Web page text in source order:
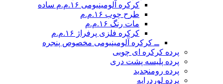
کرکره آلومینیومی ۱۶.م.م ساده
طرح چوب ۱۶.م.م
مات رنگ ۱۶.م.م
کرکره فلزی پرفراژ ۱۶.م.م
ــ کرکره آلومینیومی مخصوص پنجره
پرده کرکره ای چوبی
پرده پلیسه پشت دری
پرده رومنجدید
پرده لوردراپه